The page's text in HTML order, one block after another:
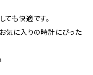
も快適です。
気に入りの時計にぴった